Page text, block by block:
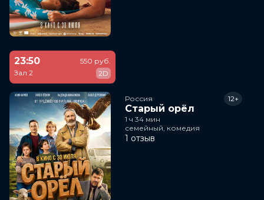
23:50
Зал 2
550 руб.
2D
Россия
Старый орёл
12+
1 ч 34 мин
семейный, комедия
1 отзыв